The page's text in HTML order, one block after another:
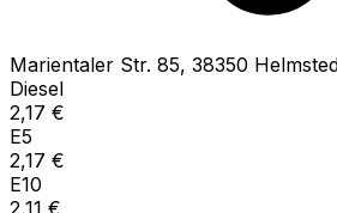
Marientaler Str. 85, 38350
Diesel
2,17 €
E5
2,17 €
E10
2,11 €